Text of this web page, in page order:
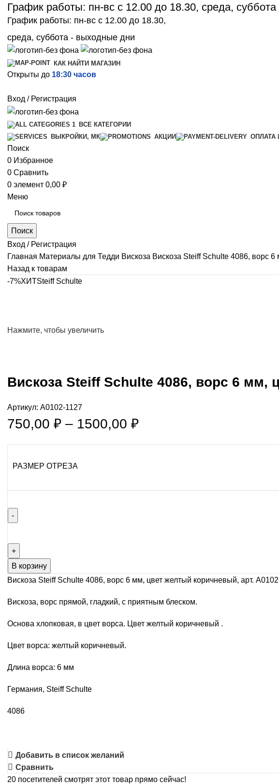
График работы: пн-вс с 12.00 до 18.30, среда,
График работы: пн-вс с 12.00 до 18.30,
среда, суббота - выходные дни
КАК НАЙТИ МАГАЗИН
Открыты до 18:30 часов
Вход / Регистрация
ВСЕ КАТЕГОРИИ
ВЫКРОЙКИ, МК
АКЦИИ ОПЛАТА
Поиск
0 Избранное
0 Сравнить
0 элемент 0,00 ₽
Меню
Поиск
Вход / Регистрация
Главная Материалы для Тедди Вискоза Вискоза Steiff Schulte 4086, ворс
Назад к товарам
-7%ХИТSteiff Schulte
Нажмите, чтобы увеличить
Вискоза Steiff Schulte 4086, ворс 6 мм,
Артикул: А0102-1127
750,00 ₽ – 1500,00 ₽Диапазон
цен:
РАЗМЕР ОТРЕЗА
Вискоза
Steiff
Schulte
ворс
мм,
желтый
арт.
А0102-
В корзину
Вискоза Steiff Schulte 4086, ворс 6 мм, цвет желтый коричневый, арт.
Вискоза, ворс прямой, гладкий, с приятным блеском.
Основа хлопковая, в цвет ворса. Цвет желтый коричневый .
Цвет ворса: желтый коричневый.
Длина ворса: 6 мм
Германия, Steiff Schulte
4086
Добавить в список желаний
Сравнить
20 посетителей смотрят этот товар прямо сейчас!